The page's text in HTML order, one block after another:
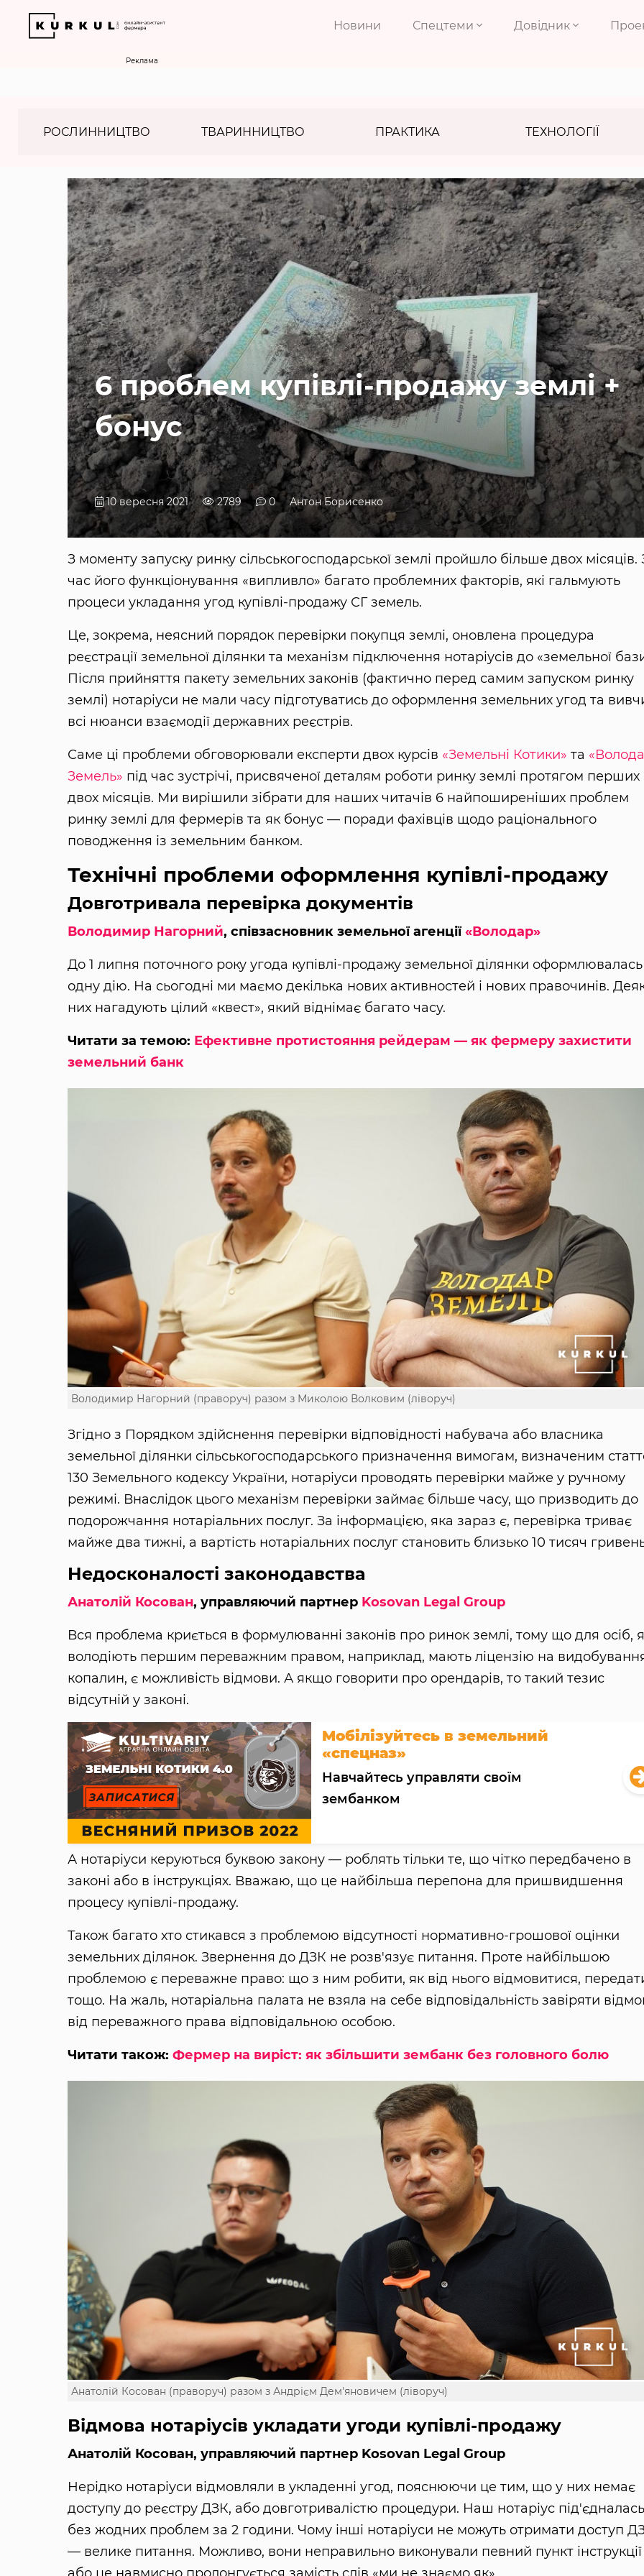
Новини Спецтеми Довідник
Реклама
РОСЛИННИЦТВО ТВАРИННИЦТВО ПРАКТИКА ТЕХНОЛОГІЇ
6 проблем купівлі-продажу землі +
бонус
10 вересня 2021 2789 0 Антон Борисенко
З моменту запуску ринку сільськогосподарської землі пройшло більше двох місяців.
час його функціонування «випливло» багато проблемних факторів, які гальмують
процеси укладання угод купівлі-продажу СГ земель.
Це, зокрема, неясний порядок перевірки покупця землі, оновлена процедура
реєстрації земельної ділянки та механізм підключення нотаріусів до «земельної
Після прийняття пакету земельних законів (фактично перед самим запуском ринку
землі) нотаріуси не мали часу підготуватись до оформлення земельних угод та
всі нюанси взаємодії державних реєстрів.
Саме ці проблеми обговорювали експерти двох курсів «Земельні Котики» та
Земель» під час зустрічі, присвяченої деталям роботи ринку землі протягом перших
двох місяців. Ми вирішили зібрати для наших читачів 6 найпоширеніших проблем
ринку землі для фермерів та як бонус — поради фахівців щодо раціонального
поводження із земельним банком.
Технічні проблеми оформлення купівлі-продажу
Довготривала перевірка документів
Володимир Нагорний, співзасновник земельної агенції«Володар»
До 1 липня поточного року угода купівлі-продажу земельної ділянки
одну дію. На сьогодні ми маємо декілька нових активностей і нових правочинів.
них нагадують цілий «квест», який віднімає багато часу.
Читати за темою: Ефективне протистояння рейдерам — як фермеру захистити
земельний банк
Володимир Нагорний (праворуч) разом з Миколою Волковим (ліворуч)
Згідно з Порядком здійснення перевірки відповідності набувача або власника
земельної ділянки сільськогосподарського призначення вимогам, визначеним
130 Земельного кодексу України, нотаріуси проводять перевірки майже у ручному
режимі. Внаслідок цього механізм перевірки займає більше часу, що призводить до
подорожчання нотаріальних послуг. За інформацією, яка зараз є, перевірка триває
майже два тижні, а вартість нотаріальних послуг становить близько 10 тисяч
Недосконалості законодавства
Анатолій Косован, управляючий партнер Kosovan Legal Group
Вся проблема криється в формулюванні законів про ринок землі, тому що для осіб,
володіють першим переважним правом, наприклад, мають ліцензію на
копалин, є можливість відмови. А якщо говорити про орендарів, то такий тезис
відсутній у законі.
Мобілізуйтесь в земельний
«спецназ»
Навчайтесь управляти своїм
зембанком
А нотаріуси керуються буквою закону — роблять тільки те, що чітко передбачено в
законі або в інструкціях. Вважаю, що це найбільша перепона для пришвидшення
процесу купівлі-продажу.
Також багато хто стикався з проблемою відсутності нормативно-грошової оцінки
земельних ділянок. Звернення до ДЗК не розв'язує питання. Проте найбільшою
проблемою є переважне право: що з ним робити, як від нього відмовитися,
тощо. На жаль, нотаріальна палата не взяла на себе відповідальність завіряти
від переважного права відповідальною особою.
Читати також: Фермер на виріст: як збільшити зембанк без головного болю
Анатолій Косован (праворуч) разом з Андрієм Дем'яновичем (ліворуч)
Відмова нотаріусів укладати угоди купівлі-продажу
Анатолій Косован, управляючий партнер Kosovan Legal Group
Нерідко нотаріуси відмовляли в укладенні угод, пояснюючи це тим, що у них немає
доступу до реєстру ДЗК, або довготривалістю процедури. Наш нотаріус під'єдналась
без жодних проблем за 2 години. Чому інші нотаріуси не можуть отримати доступ
— велике питання. Можливо, вони неправильно виконували певний пункт інструкції